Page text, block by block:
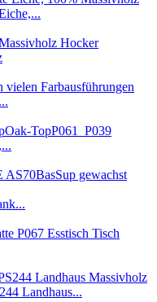
Hocker
Esstisch Tisch
Landhaus...